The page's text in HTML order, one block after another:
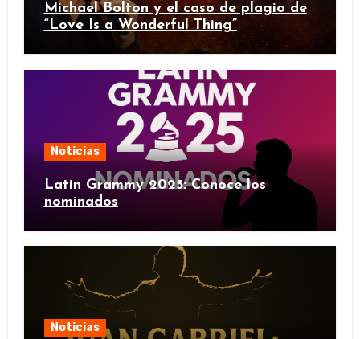
Michael Bolton y el caso de plagio de
“Love Is a Wonderful Thing”
Noticias
Latin Grammy 2025: Conoce los
nominados
Noticias